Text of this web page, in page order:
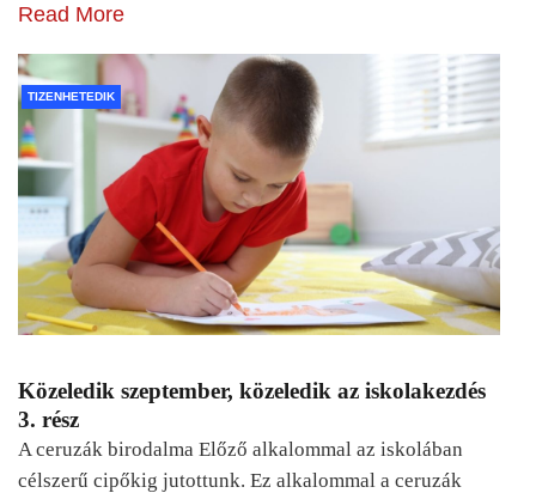
Read More
TIZENHETEDIK
Közeledik szeptember, közeledik az iskolakezdés
3. rész
A ceruzák birodalma Előző alkalommal az iskolában
célszerű cipőkig jutottunk. Ez alkalommal a ceruzák